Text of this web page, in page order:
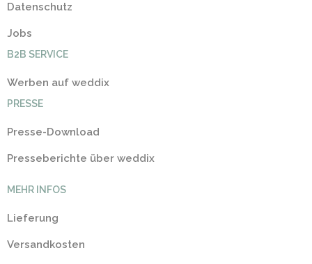
Datenschutz
Jobs
B2B SERVICE
Werben auf weddix
PRESSE
Presse-Download
Presseberichte über weddix
MEHR INFOS
Lieferung
Versandkosten